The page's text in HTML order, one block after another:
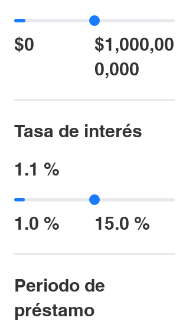
$0
$1,000,00
0,000
Tasa de interés
1.1 %
1.0 % 15.0 %
Periodo de
préstamo